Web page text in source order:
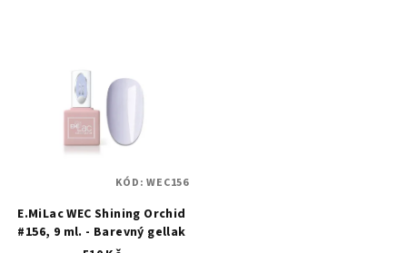
E.MiLac WEC Shining Orchid
#156, 9 ml. - Barevný gellak
KÓD:WEC156